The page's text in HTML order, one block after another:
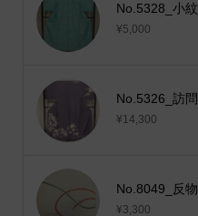
No.5328_小
¥5,000
No.5326_訪
¥14,300
No.8049_反
¥3,300